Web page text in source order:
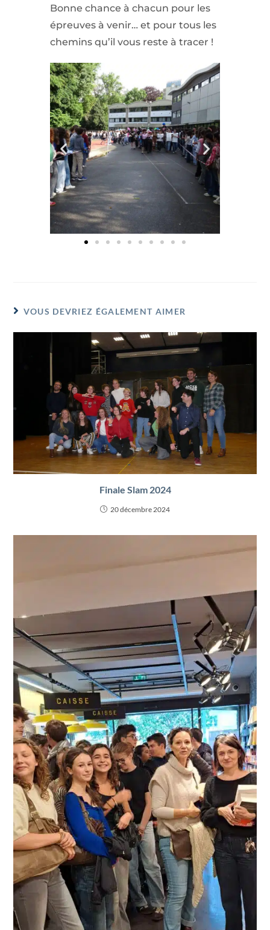
Bonne chance à chacun pour les
épreuves à venir… et pour tous les
chemins qu’il vous reste à tracer !
VOUS DEVRIEZ ÉGALEMENT AIMER
Finale Slam 2024
20 décembre 2024